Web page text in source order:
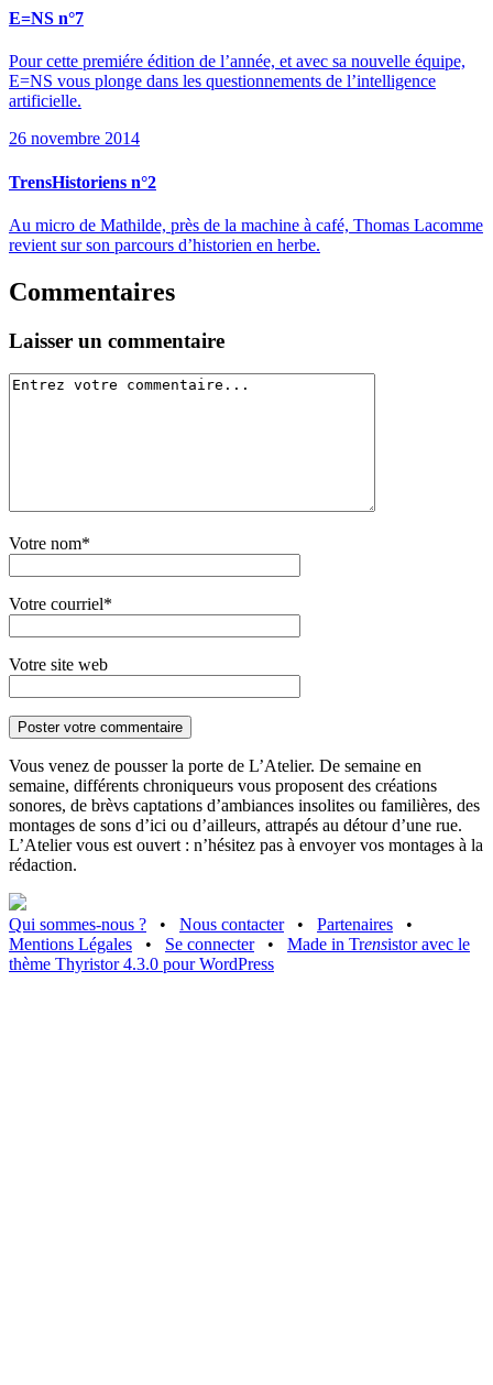
E=NS n°7
Pour cette premiére édition de l’année, et avec sa nouvelle équipe,
E=NS vous plonge dans les questionnements de l’intelligence
artificielle.
26 novembre 2014
TrensHistoriens n°2
Au micro de Mathilde, près de la machine à café, Thomas Lacomme
revient sur son parcours d’historien en herbe.
Commentaires
Laisser un commentaire
Votre nom*
Votre courriel*
Votre site web
Vous venez de pousser la porte de L’Atelier. De semaine en
semaine, différents chroniqueurs vous proposent des créations
sonores, de brèvs captations d’ambiances insolites ou familières, des
montages de sons d’ici ou d’ailleurs, attrapés au détour d’une rue.
L’Atelier vous est ouvert : n’hésitez pas à envoyer vos montages à la
rédaction.
Qui sommes-nous ? • Nous contacter • Partenaires
•
Mentions Légales
• Se connecter • Made in Trensistor avec le
thème Thyristor 4.3.0 pour WordPress